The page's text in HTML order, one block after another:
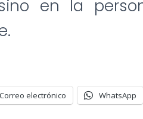
en la
Correo electrónico WhatsApp